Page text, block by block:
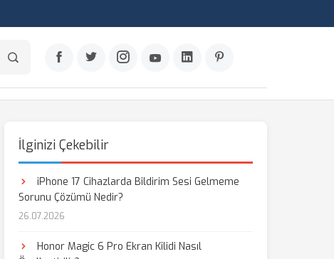
İlginizi Çekebilir
iPhone 17 Cihazlarda Bildirim Sesi Gelmeme
Sorunu Çözümü Nedir?
26.07.2026
Honor Magic 6 Pro Ekran Kilidi Nasıl